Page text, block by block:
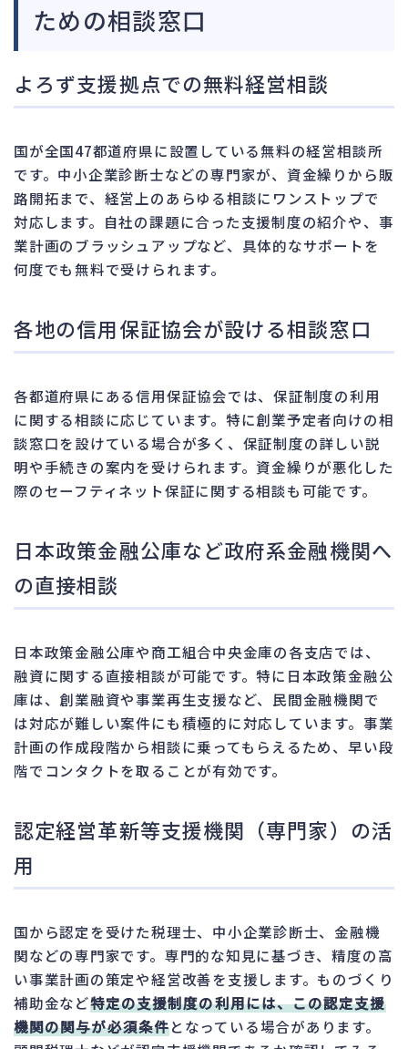
ための相談窓口
よろず支援拠点での無料経営相談
国が全国47都道府県に設置している無料の経営相談所
です。中小企業診断士などの専門家が、資金繰りから販
路開拓まで、経営上のあらゆる相談にワンストップで
対応します。自社の課題に合った支援制度の紹介や、事
業計画のブラッシュアップなど、具体的なサポートを
何度でも無料で受けられます。
各地の信用保証協会が設ける相談窓口
各都道府県にある信用保証協会では、保証制度の利用
に関する相談に応じています。特に創業予定者向けの相
談窓口を設けている場合が多く、保証制度の詳しい説
明や手続きの案内を受けられます。資金繰りが悪化した
際のセーフティネット保証に関する相談も可能です。
日本政策金融公庫など政府系金融機関へ
の直接相談
日本政策金融公庫や商工組合中央金庫の各支店では、
融資に関する直接相談が可能です。特に日本政策金融公
庫は、創業融資や事業再生支援など、民間金融機関で
は対応が難しい案件にも積極的に対応しています。事業
計画の作成段階から相談に乗ってもらえるため、早い段
階でコンタクトを取ることが有効です。
認定経営革新等支援機関（専門家）の活
用
国から認定を受けた税理士、中小企業診断士、金融機
関などの専門家です。専門的な知見に基づき、精度の高
い事業計画の策定や経営改善を支援します。ものづくり
補助金など特定の支援制度の利用には、この認定支援
機関の関与が必須条件となっている場合があります。